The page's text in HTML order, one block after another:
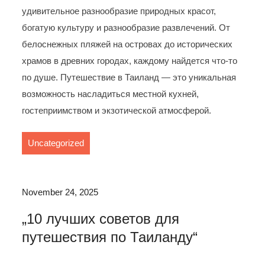
удивительное разнообразие природных красот,
богатую культуру и разнообразие развлечений. От
белоснежных пляжей на островах до исторических
храмов в древних городах, каждому найдется что-то
по душе. Путешествие в Таиланд — это уникальная
возможность насладиться местной кухней,
гостеприимством и экзотической атмосферой.
Uncategorized
November 24, 2025
„10 лучших советов для
путешествия по Таиланду“